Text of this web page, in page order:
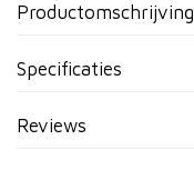
Productomschrijving
Specificaties
Reviews